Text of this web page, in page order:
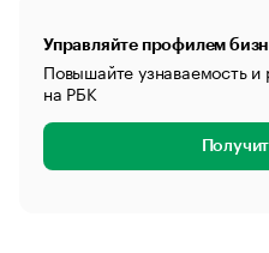
Управляйте профилем
Повышайте узнаваемость
на РБК